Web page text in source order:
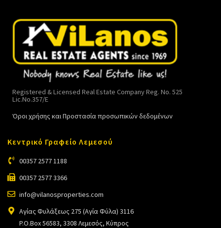
Registered & Licensed Real Estate Company Reg. No. 525
Lic.No.357/E
Όροι χρήσης και Προστασία προσωπικών δεδομένων
Κεντρικό Γραφείο Λεμεσού
00357 2577 1188
00357 2577 3366
info@vilanosproperties.com
Αγίας Φυλάξεως 275 (Αγία Φύλα) 3116
P.O.Box 56583, 3308 Λεμεσός, Κύπρος